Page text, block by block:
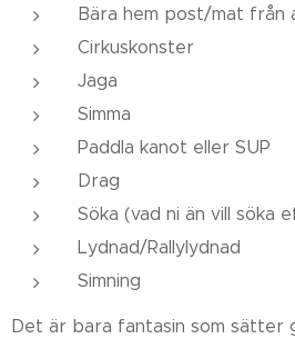
Bära hem post/mat från
Cirkuskonster
Jaga
Simma
Paddla kanot eller SUP
Drag
Söka (vad ni än vill söka
Lydnad/Rallylydnad
Simning
Det är bara fantasin som sätter